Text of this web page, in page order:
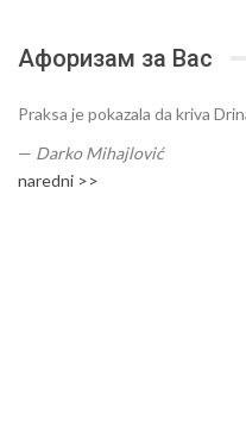
Афоризам за Вас
Praksa je pokazala da kriva
— Darko Mihajlović
naredni >>